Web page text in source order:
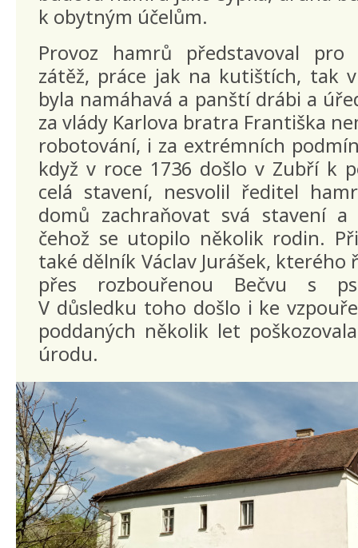
k obytným účelům.
Provoz hamrů představoval pro
zátěž, práce jak na kutištích, tak
byla namáhavá a panští drábi a
za vlády Karlova bratra Františka
robotování, i za extrémních
když v roce 1736 došlo v Zubří k
celá stavení, nesvolil ředitel
domů zachraňovat svá stavení
čehož se utopilo několik rodin.
také dělník Václav Jurášek,
přes rozbouřenou Bečvu s
V důsledku toho došlo i ke
poddaných několik let
úrodu.